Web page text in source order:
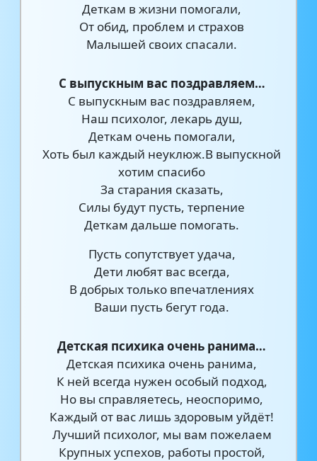
Деткам в жизни помогали,
От обид, проблем и страхов
Малышей своих спасали.
С выпускным вас поздравляем…
С выпускным вас поздравляем,
Наш психолог, лекарь душ,
Деткам очень помогали,
Хоть был каждый неуклюж.В выпускной
хотим спасибо
За старания сказать,
Силы будут пусть, терпение
Деткам дальше помогать.
Пусть сопутствует удача,
Дети любят вас всегда,
В добрых только впечатлениях
Ваши пусть бегут года.
Детская психика очень ранима…
Детская психика очень ранима,
К ней всегда нужен особый подход,
Но вы справляетесь, неоспоримо,
Каждый от вас лишь здоровым уйдёт!
Лучший психолог, мы вам пожелаем
Крупных успехов, работы простой,